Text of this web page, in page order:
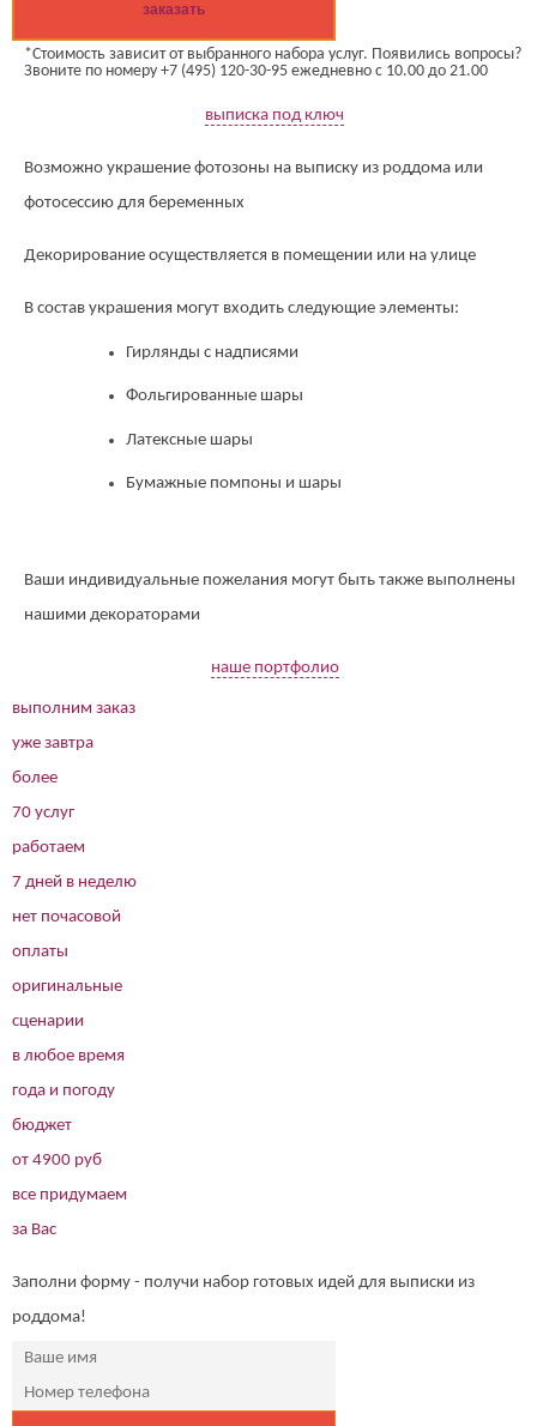
заказать
*Стоимость зависит от выбранного набора услуг. Появились вопросы?
Звоните по номеру +7 (495) 120-30-95 ежедневно с 10.00 до 21.00
выписка под ключ
Возможно украшение фотозоны на выписку из роддома или
фотосессию для беременных
Декорирование осуществляется в помещении или на улице
В состав украшения могут входить следующие элементы:
Гирлянды с надписями
Фольгированные шары
Латексные шары
Бумажные помпоны и шары
Ваши индивидуальные пожелания могут быть также выполнены
нашими декораторами
наше портфолио
выполним заказ
уже завтра
более
70 услуг
работаем
7 дней в неделю
нет почасовой
оплаты
оригинальные
сценарии
в любое время
года и погоду
бюджет
от 4900 руб
все придумаем
за Вас
Заполни форму - получи набор готовых идей для выписки из
роддома!